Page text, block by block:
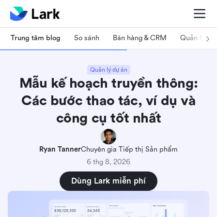
Trung tâm blog So sánh Bán hàng & CRM Quản lý dự
Quản lý dự án
Mẫu kế hoạch truyền thông:
Các bước thao tác, ví dụ và
công cụ tốt nhất
Ryan TannerChuyên gia Tiếp thị Sản phẩm
6 thg 8, 2026
Dùng Lark miễn phí